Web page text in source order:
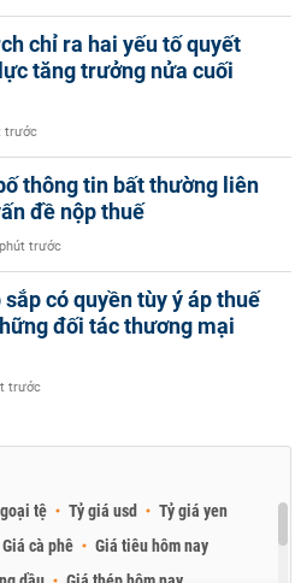
chỉ ra hai yếu tố quyết
tăng trưởng nửa cuối
trước
thông tin bất thường liên
đề nộp thuế
trước
sắp có quyền tùy ý áp thuế
đối tác thương mại
trước
tệ Tỷ giá usd
Tỷ giá yen
Giá cà phê
Giá tiêu hôm nay